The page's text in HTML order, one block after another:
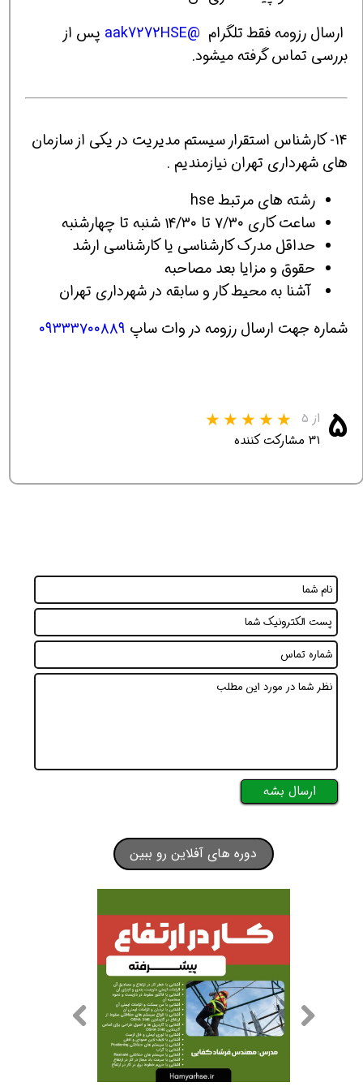
ارسال رزومه فقط تلگرام @aak7272HSE
پس از
بررسی تماس گرفته میشود.
14- کارشناس استقرار سیستم مدیریت در یکی از سازمان
های شهرداری تهران نیازمندیم .
رشته های مرتبط hse
ساعت کاری ۷/۳۰ تا ۱۴/۳۰ شنبه تا چهارشنبه
حداقل مدرک کارشناسی یا کارشناسی ارشد
حقوق و مزایا بعد مصاحبه
آشنا به محیط کار و سابقه در شهرداری تهران
شماره جهت ارسال رزومه در وات ساپ ۰۹۳۳۳۷۰۰۸۸۹
۵ از ۵
۳۱ مشارکت کننده
ارسال بشه
دوره های آفلاین رو ببین